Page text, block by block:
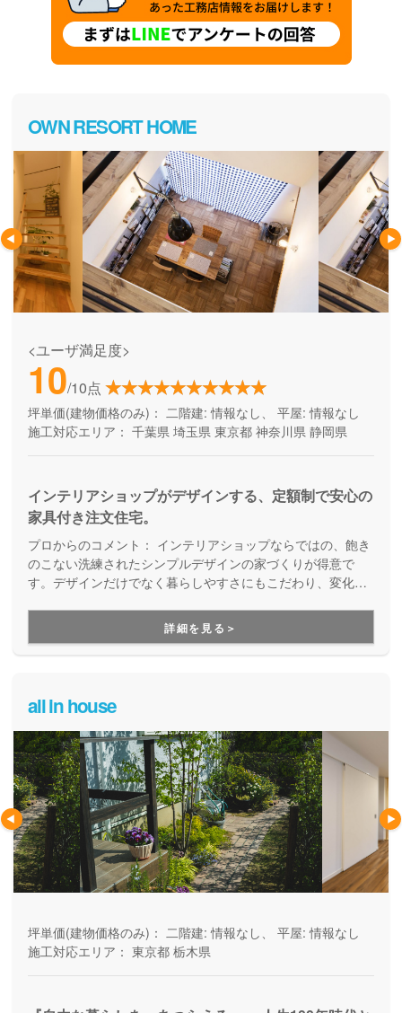
OWN RESORT HOME
<ユーザ満足度>
10/10点
坪単価(建物価格のみ)： 二階建: 情報なし、 平屋: 情報なし
施工対応エリア： 千葉県 埼玉県 東京都 神奈川県 静岡県
インテリアショップがデザインする、定額制で安心の
家具付き注文住宅。
プロからのコメント： インテリアショップならではの、飽き
のこない洗練されたシンプルデザインの家づくりが得意で
す。デザインだけでなく暮らしやすさにもこだわり、変化し
心設計」を提案してくれます。
詳細を見る＞
all in house
坪単価(建物価格のみ)： 二階建: 情報なし、 平屋: 情報なし
施工対応エリア： 東京都 栃木県